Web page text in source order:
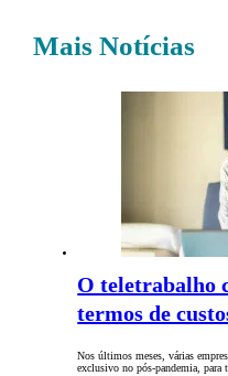
Mais Notícias
O teletrabalho
termos de
Nos últimos meses, várias
exclusivo no pós-pandemia,